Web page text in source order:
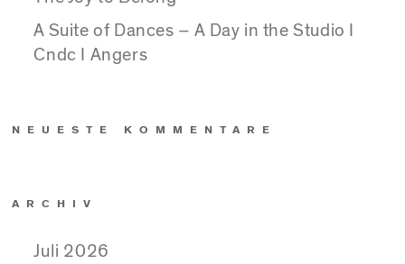
A Suite of Dances – A Day in the Studio I
Cndc I Angers
NEUESTE KOMMENTARE
ARCHIV
Juli 2026